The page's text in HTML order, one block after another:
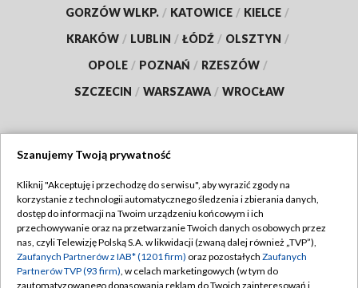
GORZÓW WLKP. / KATOWICE / KIELCE /
KRAKÓW / LUBLIN / ŁÓDŹ / OLSZTYN /
OPOLE / POZNAŃ / RZESZÓW /
SZCZECIN / WARSZAWA / WROCŁAW
TVP
Abonament TVP
Emisja w TVP
Centrum informacji TVP
Regulamin TVP
Polityka prywatności
Moje zgody
Szanujemy Twoją prywatność
Kliknij "Akceptuję i przechodzę do serwisu", aby wyrazić zgody na
korzystanie z technologii automatycznego śledzenia i zbierania danych,
dostęp do informacji na Twoim urządzeniu końcowym i ich
przechowywanie oraz na przetwarzanie Twoich danych osobowych przez
nas, czyli Telewizję Polską S.A. w likwidacji (zwaną dalej również „TVP”),
Zaufanych Partnerów z IAB* (1201 firm) oraz pozostałych Zaufanych
Partnerów TVP (93 firm), w celach marketingowych (w tym do
zautomatyzowanego dopasowania reklam do Twoich zainteresowań i